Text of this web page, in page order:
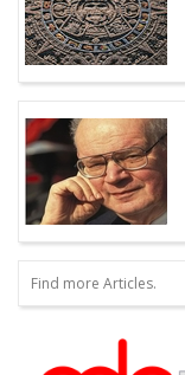
Find more Articles.